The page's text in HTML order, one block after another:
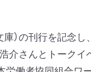
庫）の刊行を記念
介さんとトーク